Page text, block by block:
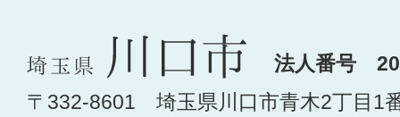
法人番号
〒332-8601 埼玉県川口市青木2丁目1